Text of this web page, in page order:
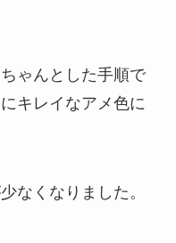
ゃんとした手順で
キレイなアメ色に
なくなりました。